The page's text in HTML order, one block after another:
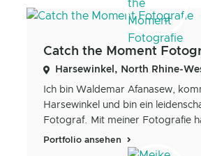
Catch the Moment
Harsewinkel, North Rhine-
Ich bin Waldemar Afanasew,
Harsewinkel und bin ein
Fotograf. Mit meiner Fotografie
Portfolio ansehen